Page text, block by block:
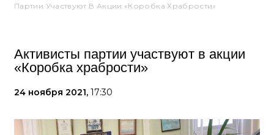
Партии Участвуют В Акции «Коробка Храбрости»
Активисты партии участвуют в акции
«Коробка храбрости»
24 ноября 2021, 17:30